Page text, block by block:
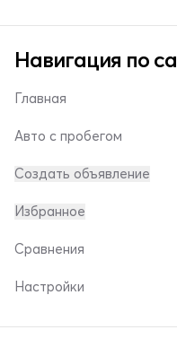
Навигация по
Главная
Авто с пробегом
Создать объявление
Избранное
Сравнения
Настройки